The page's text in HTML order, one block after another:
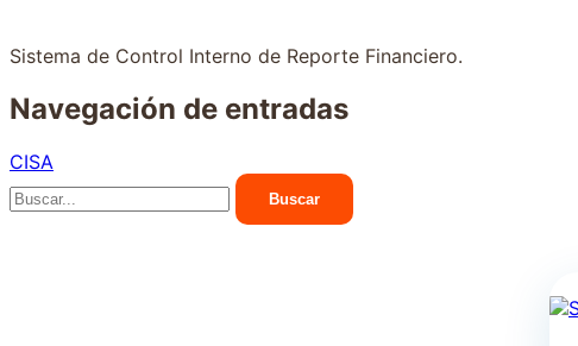
Sistema de Control Interno de Reporte Financiero.
Navegación de entradas
CISA